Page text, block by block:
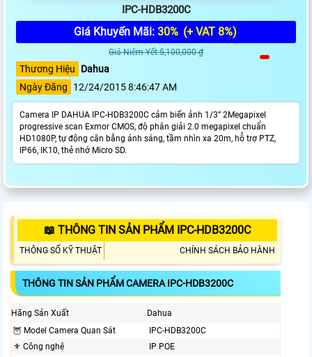
IPC-HDB3200C
Giá Khuyến Mãi: 30% (+ VAT 8%)
Giá Niêm Yết:5,100,000 ₫
Thương Hiệu
Dahua
Ngày Đăng
12/24/2015 8:46:47 AM
Camera IP DAHUA IPC-HDB3200C cảm biến ảnh 1/3” 2Megapixel
progressive scan Exmor CMOS, độ phân giải 2.0 megapixel chuẩn
HD1080P, tự động cân bằng ánh sáng, tầm nhìn xa 20m, hỗ trợ PTZ,
IP66, IK10, thẻ nhớ Micro SD.
📖 THÔNG TIN SẢN PHẨM IPC-HDB3200C
THÔNG SỐ KỸ THUẬT CHÍNH SÁCH BẢO HÀNH
THÔNG TIN SẢN PHẨM CAMERA IPC-HDB3200C
Hãng Sản Xuất
Dahua
🦉 Model Camera Quan Sát
IPC-HDB3200C
⚜️ Công nghệ
IP POE